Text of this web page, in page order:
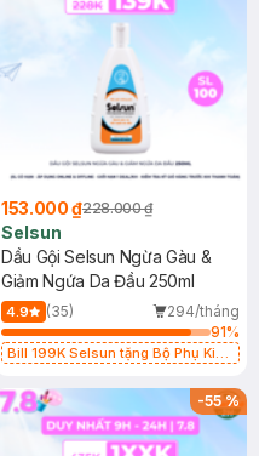
153.000 ₫228.000 ₫
Selsun
Dầu Gội Selsun Ngừa Gàu &
Giảm Ngứa Da Đầu 250ml
4.9 (35)
294/tháng
91%
Bill 199K Selsun tặng Bộ Phụ Kiện
-55%